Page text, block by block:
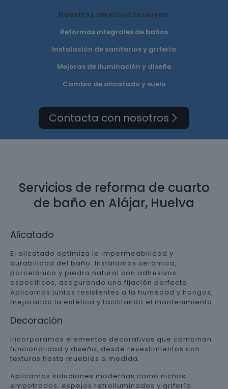
Nuestros servicios incluyen:
Reformas integrales de baños
Instalación de sanitarios y grifería
Mejoras de iluminación y diseño
Cambio de alicatado y suelo
Contacta con nosotros
Servicios de reforma de cuarto
de baño en Alájar, Huelva
Alicatado
El alicatado optimiza la impermeabilidad y
durabilidad del baño. Instalamos cerámica,
porcelánico y piedra natural con adhesivos
específicos, asegurando una fijación perfecta.
Aplicamos juntas resistentes a la humedad y hongos,
mejorando la estética y facilitando el mantenimiento.
Decoración
Incorporamos elementos decorativos que combinan
funcionalidad y diseño, desde revestimientos con
texturas hasta muebles a medida.
Aplicamos soluciones modernas como nichos
empotrados, espejos retroiluminados y grifería